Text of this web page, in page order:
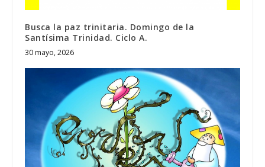
Busca la paz trinitaria. Domingo de la
Santísima Trinidad. Ciclo A.
30 mayo, 2026